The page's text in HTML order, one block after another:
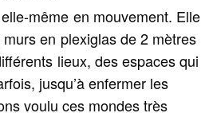
même en mouvement. Elle
en plexiglas de 2 mètres
lieux, des espaces qui
jusqu’à enfermer les
voulu ces mondes très